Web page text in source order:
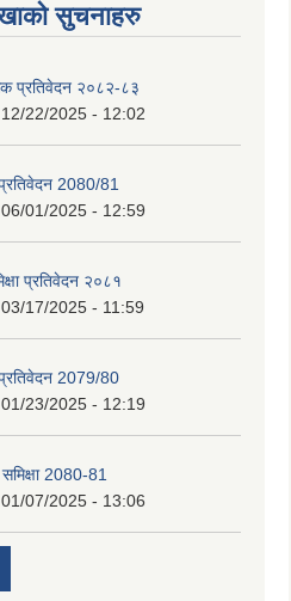
सुचनाहरु
प्रतिवेदन २०८२-८३
12/22/2025 - 12:02
2080/81
06/01/2025 - 12:59
प्रतिवेदन २०८१
03/17/2025 - 11:59
2079/80
01/23/2025 - 12:19
समिक्षा 2080-81
01/07/2025 - 13:06